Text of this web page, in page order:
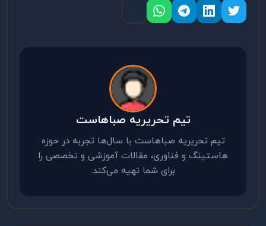
تیم تحریریه صباهاست
تیم تحریریه صباهاست با سال‌ها تجربه در حوزه
هاستینگ و فناوری، مقالات آموزشی و تخصصی را
برای شما تهیه می‌کند.